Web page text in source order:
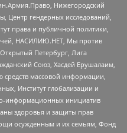
Нижегородский
Центр гендерных исследований,
права и публичной политики,
НАСИЛИЮ.НЕТ, Мы против
Петербург, Лига
Союз, Хасдей Ерушалаим,
средств массовой информации,
Институт глобализации и
информационных инициатив
здоровья и защиты прав
осужденным и их семьям, Фонд